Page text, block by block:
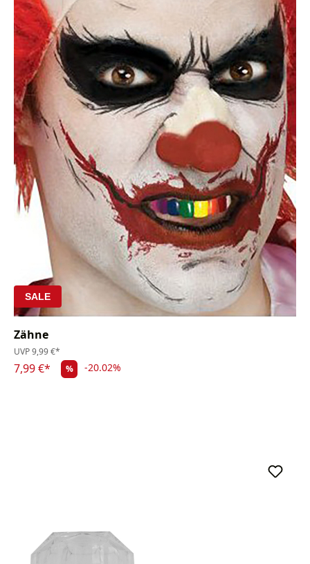
SALE
Zähne
UVP9,99 €*
7,99 €* % -20.02%